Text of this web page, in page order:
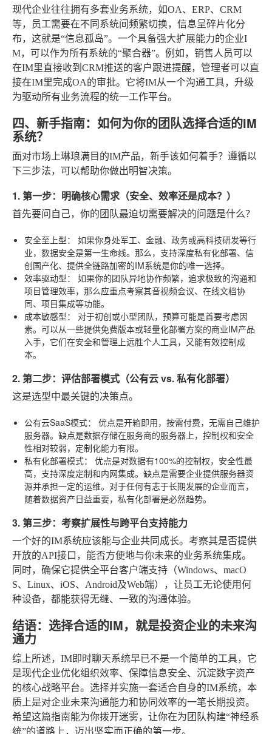
现代企业往往拥有多套业务系统，如OA、ERP、CRM
等，员工需要在不同系统间频繁切换，信息呈碎片化分
布，这就是“信息孤岛”。一个具备强大扩展能力的企业I
M，可以作为所有系统的“聚合器”。例如，销售人员可以
在IM里直接收到CRM推送的客户跟进提醒，管理者可以直
接在IM里完成OA的审批。它将IM从一个沟通工具，升级
为驱动所有业务流程的统一工作平台。
四、新手指南：如何为你的团队选择合适的IM
系统？
面对市场上琳琅满目的IM产品，新手该如何着手？遵循以
下三步法，可以帮助你做出明智决策。
1. 第一步：明确核心需求（安全、效率还是成本？）
首先要问自己，你的团队最迫切需要解决的问题是什么？
安全至上型：
如果你身处军工、金融、政务或高科技研发等行
业，数据安全是第一生命线。那么，支持深度私有化部署、信
创国产化、提供全链路加密的IM系统是你的唯一选择。
效率驱动型：
如果你的团队异地协作频繁，追求极致的沟通和
项目管理效率，那么应重点考察其音视频会议、在线文档协
同、项目集成等功能。
成本敏感型：
对于初创或小型团队，预算可能是首要考虑因
素。可以从一些提供免费版本或轻量化部署方案的商业IM产品
入手，它们在安全和管理上远胜个人工具，又能有效控制成
本。
2. 第二步：评估部署模式（公有云 vs. 私有化部署）
这是选型中最关键的决策点。
公有云SaaS模式：
优点是开箱即用，按需付费，无需自己维护
服务器。缺点是数据存储在服务商的服务器上，控制权和安全
性相对较弱，定制化能力有限。
私有化部署模式：
优点是对数据有100%的控制权，安全性最
高，支持深度定制和内网集成。缺点是需要企业提供服务器资
源并承担一定的运维。对于任何有志于长期发展的企业而言，
随着数据资产日益重要，私有化部署是必然趋势。
3. 第三步：考察扩展性与跨平台支持能力
一个好的IM系统应该能与企业共同成长。考察其是否提供
开放的API接口，能否方便地与你未来的业务系统集成。
同时，确保它提供全平台客户端支持（Windows、macO
S、Linux、iOS、Android及Web端），让员工无论使用何
种设备，都能获得无缝、一致的沟通体验。
结语：选择合适的IM，就是投资企业的未来沟
通力
综上所述，IM即时聊天系统早已不是一个简单的工具，它
是现代企业优化组织效率、保障信息安全、沉淀数字资产
的核心战略平台。选择并实施一套适合自身的IM系统，本
质上是对企业未来沟通能力和协同效率的一笔长期投资。
希望这篇指南能为你拨开迷雾，让你在为团队构建“神经系
统”的道路上，迈出坚实而正确的第一步。